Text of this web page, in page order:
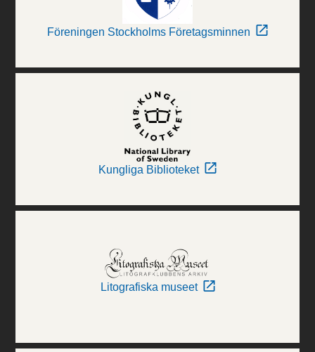
Föreningen Stockholms Företagsminnen
Kungliga Biblioteket
Litografiska museet